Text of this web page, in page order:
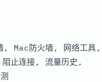
Mac防火墙, 网络工具,
止连接, 流量历史,